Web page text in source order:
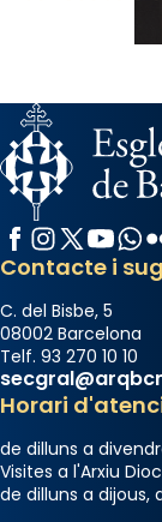
Facebook
Instagram
X / Twitter
Contacte i
C. del Bisbe, 5
08002 Barcelona
Telf. 93 270 10 10
Horari
de dilluns a
Visites a l'Arxiu
de dilluns a dijous,